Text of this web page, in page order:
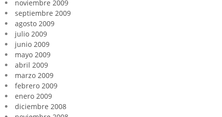
noviembre 2009
septiembre 2009
agosto 2009
julio 2009
junio 2009
mayo 2009
abril 2009
marzo 2009
febrero 2009
enero 2009
diciembre 2008